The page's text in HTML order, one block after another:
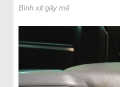
Bình xịt gây mê